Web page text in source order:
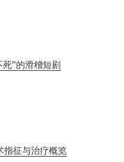
”的滑稽短剧
指征与治疗概览